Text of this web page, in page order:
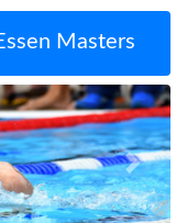
Masters
Vor